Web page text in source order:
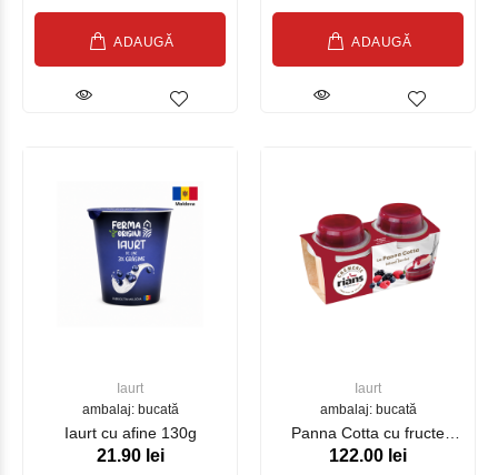
ADAUGĂ ADAUGĂ
Iaurt
ambalaj: bucată
Iaurt cu afine 130g
21.90 lei
Iaurt
ambalaj: bucată
Panna Cotta cu fructe
RIANS 2*120g (27160)
122.00 lei